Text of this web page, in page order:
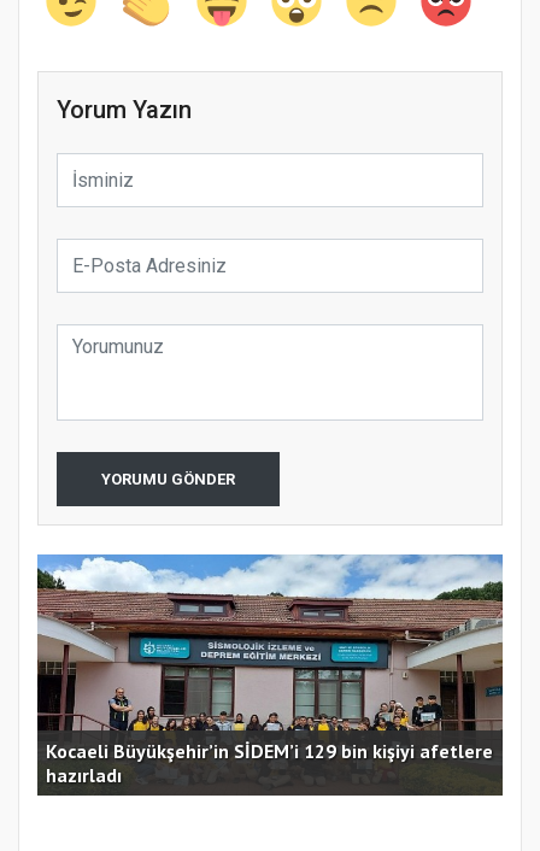
Yorum Yazın
YORUMU GÖNDER
Kocaeli Büyükşehir’in SİDEM’i 129 bin kişiyi afetlere
hazırladı